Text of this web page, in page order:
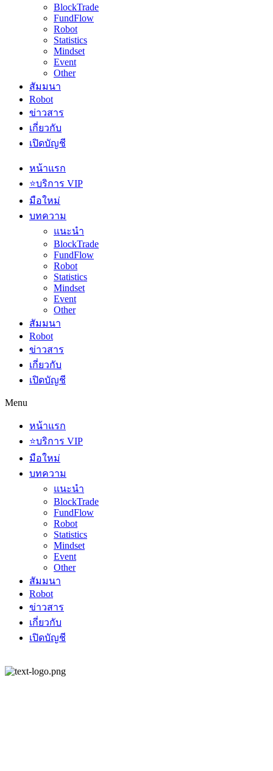
BlockTrade
FundFlow
Robot
Statistics
Mindset
Event
Other
สัมมนา
Robot
ข่าวสาร
เกี่ยวกับ
เปิดบัญชี
หน้าแรก
⭐บริการ VIP
มือใหม่
บทความ
แนะนำ
BlockTrade
FundFlow
Robot
Statistics
Mindset
Event
Other
สัมมนา
Robot
ข่าวสาร
เกี่ยวกับ
เปิดบัญชี
Menu
หน้าแรก
⭐บริการ VIP
มือใหม่
บทความ
แนะนำ
BlockTrade
FundFlow
Robot
Statistics
Mindset
Event
Other
สัมมนา
Robot
ข่าวสาร
เกี่ยวกับ
เปิดบัญชี